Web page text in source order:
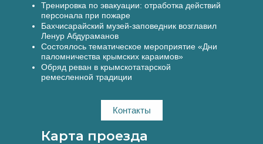
Тренировка по эвакуации: отработка действий
персонала при пожаре
Бахчисарайский музей-заповедник возглавил
Ленур Абдураманов
Состоялось тематическое мероприятие «Дни
паломничества крымских караимов»
Обряд реван в крымскотатарской
ремесленной традиции
Контакты
Карта проезда